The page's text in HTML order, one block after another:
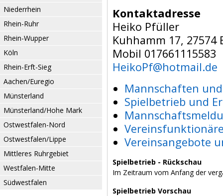
Niederrhein
Rhein-Ruhr
Rhein-Wupper
Köln
Rhein-Erft-Sieg
Aachen/Euregio
Münsterland
Münsterland/Hohe Mark
Ostwestfalen-Nord
Ostwestfalen/Lippe
Mittleres Ruhrgebiet
Westfalen-Mitte
Südwestfalen
Kontaktadresse
Heiko Pfüller
Kuhhamm 17,
Mobil 017661115583
HeikoPf@hotmail.de
Mannschaften
Spielbetrieb und
Vereinsangebote
Spielbetrieb - Rückschau
Im Zeitraum vom Anfang der
Spielbetrieb Vorschau